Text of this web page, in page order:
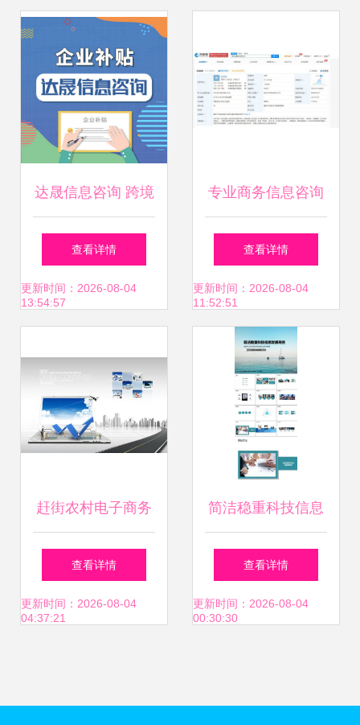
产品与应用成果展
会
达晟信息咨询 跨境
电商企业可申请的
补贴与商务信息咨
查看详情
更新时间：2026-08-04
13:54:57
专业商务信息咨询
企业决策的智慧引
擎
查看详情
更新时间：2026-08-04
11:52:51
赶街农村电子商务
加盟与商务信息咨
询详解
查看详情
更新时间：2026-08-04
04:37:21
简洁稳重科技信息
发展商务PPT模板
——助力高效商务
查看详情
更新时间：2026-08-04
00:30:30